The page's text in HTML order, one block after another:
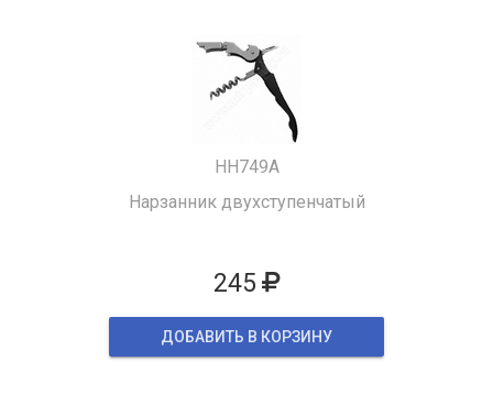
HH749A
Нарзанник двухступенчатый
245
ДОБАВИТЬ В КОРЗИНУ